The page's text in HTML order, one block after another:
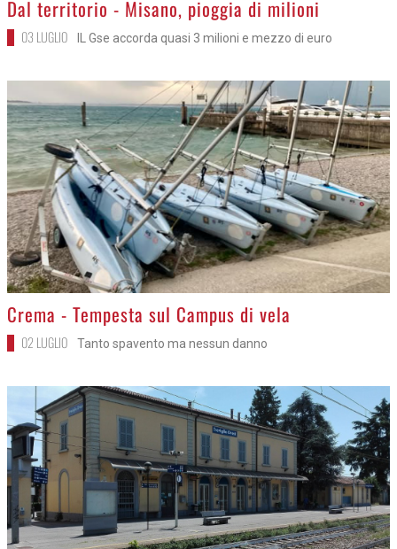
Dal territorio - Misano, pioggia di milioni
03 LUGLIO IL Gse accorda quasi 3 milioni e mezzo di euro
>
Crema - Tempesta sul Campus di vela
02 LUGLIO Tanto spavento ma nessun danno